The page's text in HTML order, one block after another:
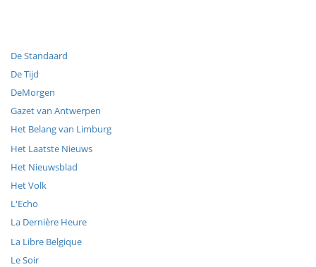
De Standaard
De Tijd
DeMorgen
Gazet van Antwerpen
Het Belang van Limburg
Het Laatste Nieuws
Het Nieuwsblad
Het Volk
L'Echo
La Dernière Heure
La Libre Belgique
Le Soir